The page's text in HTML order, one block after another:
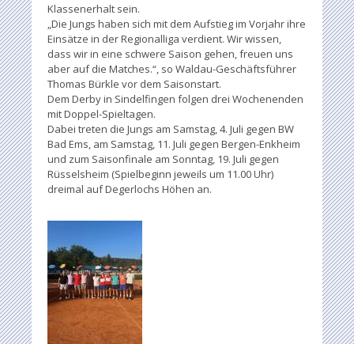
Klassenerhalt sein.
„Die Jungs haben sich mit dem Aufstieg im Vorjahr ihre
Einsätze in der Regionalliga verdient. Wir wissen,
dass wir in eine schwere Saison gehen, freuen uns
aber auf die Matches.“, so Waldau-Geschäftsführer
Thomas Bürkle vor dem Saisonstart.
Dem Derby in Sindelfingen folgen drei Wochenenden
mit Doppel-Spieltagen.
Dabei treten die Jungs am Samstag, 4. Juli gegen BW
Bad Ems, am Samstag, 11. Juli gegen Bergen-Enkheim
und zum Saisonfinale am Sonntag, 19. Juli gegen
Rüsselsheim (Spielbeginn jeweils um 11.00 Uhr)
dreimal auf Degerlochs Höhen an.